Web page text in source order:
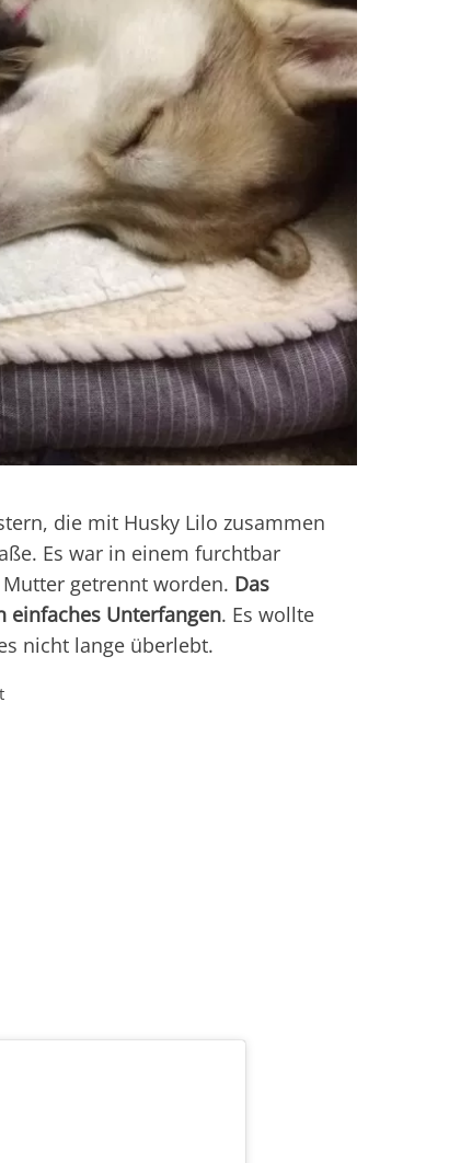
die mit Husky Lilo zusammen
Es war in einem furchtbar
getrennt worden. Das
einfaches Unterfangen. Es wollte
nicht lange überlebt.